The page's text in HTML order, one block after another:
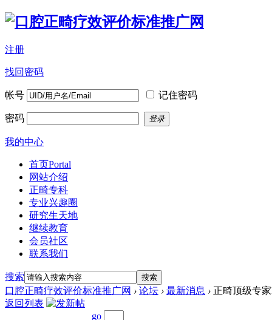
注册
找回密码
帐号 记住密码
密码 登录
我的中心
首页Portal
网站介绍
正畸专科
专业兴趣圈
研究生天地
继续教育
会员社区
联系我们
搜索 搜索
口腔正畸疗效评价标准推广网 › 论坛 › 最新消息 › 正畸顶级专
返回列表
go